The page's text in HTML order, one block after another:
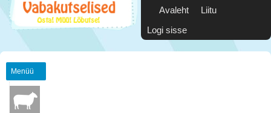
Avaleht
Liitu
Logi sisse
Menüü